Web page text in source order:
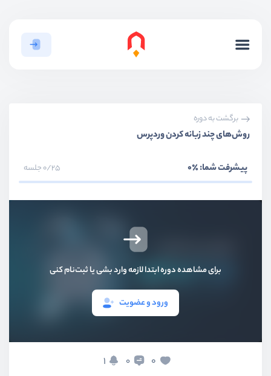
برگشت به دوره
روش‌های چند زبانه کردن وردپرس
پیشرفت شما:٪0 0/25 جلسه
برای مشاهده دوره ابتدا لازمه وارد بشی یا ثبت‌نام کنی
ورود و عضویت
0
0
1